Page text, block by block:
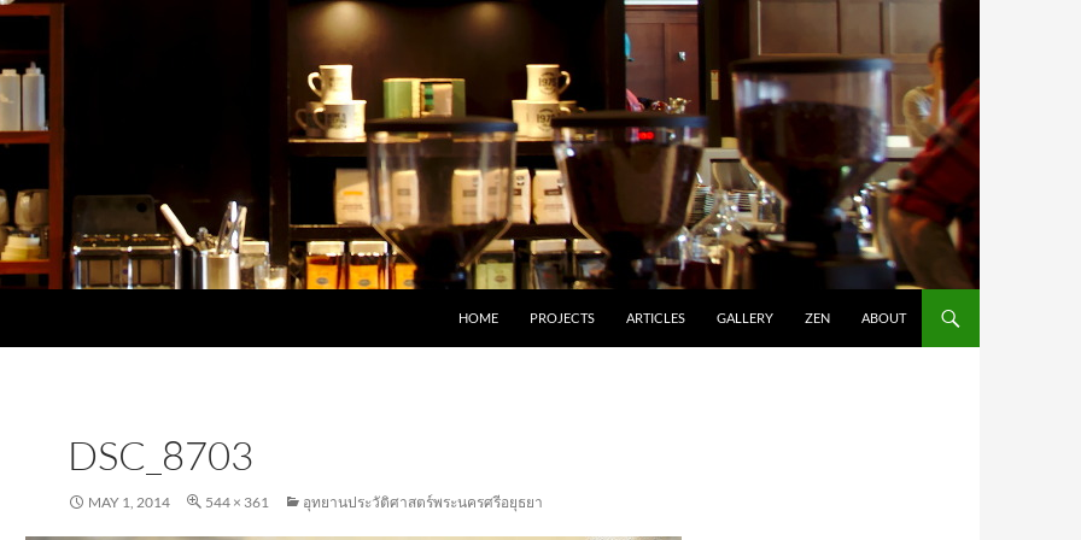
HOME PROJECTS ARTICLES GALLERY ZEN ABOUT
DSC_8703
MAY 1, 2014 544 × 361 อุทยานประวัติศาสตร์พระนครศรีอยุธยา